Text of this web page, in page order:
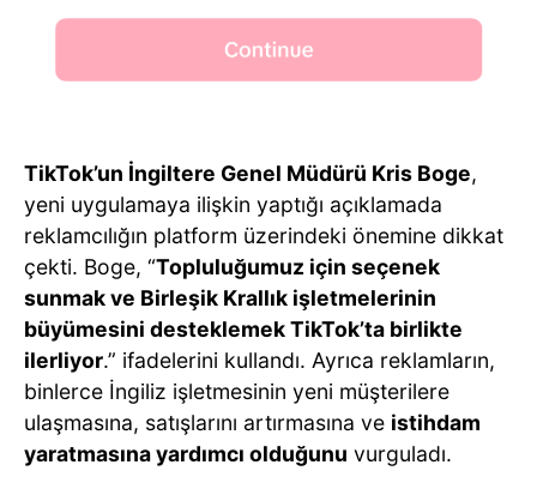
TikTok’un İngiltere Genel Müdürü Kris Boge,
yeni uygulamaya ilişkin yaptığı açıklamada
reklamcılığın platform üzerindeki önemine dikkat
çekti. Boge, “Topluluğumuz için seçenek
sunmak ve Birleşik Krallık işletmelerinin
büyümesini desteklemek TikTok’ta birlikte
ilerliyor.” ifadelerini kullandı. Ayrıca reklamların,
binlerce İngiliz işletmesinin yeni müşterilere
ulaşmasına, satışlarını artırmasına ve istihdam
yaratmasına yardımcı olduğunu vurguladı.